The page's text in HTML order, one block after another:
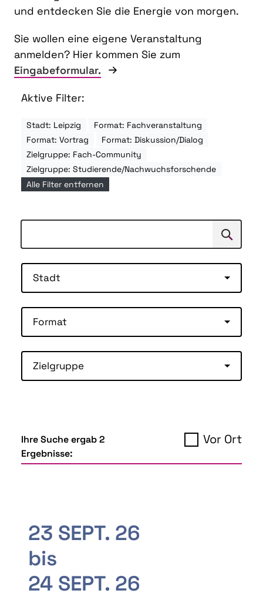
und entdecken Sie die Energie von morgen.
Sie wollen eine eigene Veranstaltung
anmelden? Hier kommen Sie zum
Eingabeformular.
Aktive Filter:
Stadt: Leipzig
Format: Fachveranstaltung
Format: Vortrag
Format: Diskussion/Dialog
Zielgruppe: Fach-Community
Zielgruppe: Studierende/Nachwuchsforschende
Alle Filter entfernen
Suchen
Stadt
Format
Zielgruppe
Ihre Suche ergab 2
Ergebnisse:
Vor Ort
23 SEPT. 26
bis
24 SEPT. 26